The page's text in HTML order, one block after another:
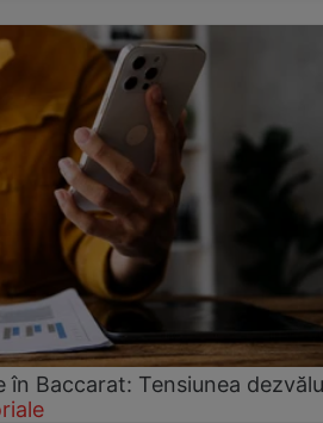
în Baccarat: Tensiunea